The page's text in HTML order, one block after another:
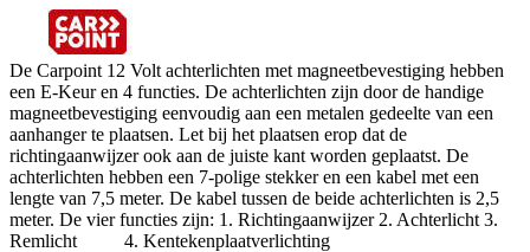
De Carpoint 12 Volt achterlichten met magneetbevestiging hebben
een E-Keur en 4 functies. De achterlichten zijn door de handige
magneetbevestiging eenvoudig aan een metalen gedeelte van een
aanhanger te plaatsen. Let bij het plaatsen erop dat de
richtingaanwijzer ook aan de juiste kant worden geplaatst. De
achterlichten hebben een 7-polige stekker en een kabel met een
lengte van 7,5 meter. De kabel tussen de beide achterlichten is 2,5
meter. De vier functies zijn: 1. Richtingaanwijzer 2. Achterlicht 3.
Remlicht 4. Kentekenplaatverlichting